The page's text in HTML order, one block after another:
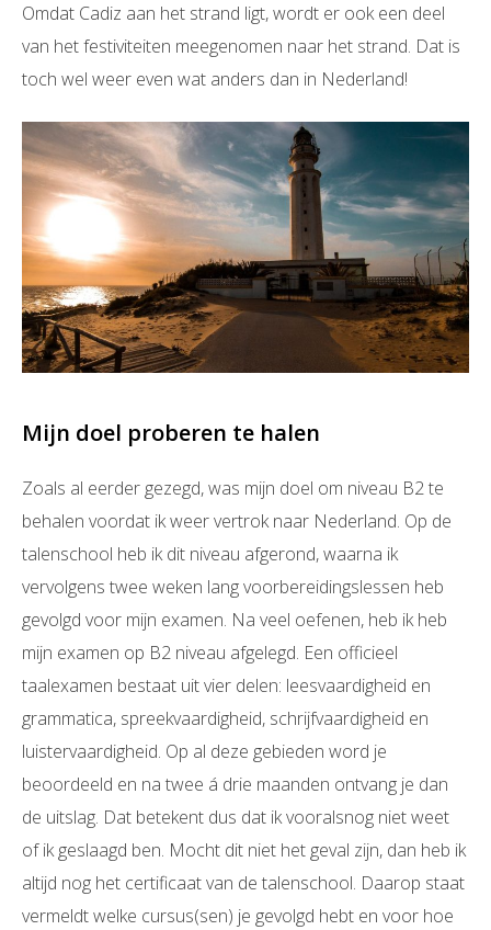
Omdat Cadiz aan het strand ligt, wordt er ook een deel
van het festiviteiten meegenomen naar het strand. Dat is
toch wel weer even wat anders dan in Nederland!
Mijn doel proberen te halen
Zoals al eerder gezegd, was mijn doel om niveau B2 te
behalen voordat ik weer vertrok naar Nederland. Op de
talenschool heb ik dit niveau afgerond, waarna ik
vervolgens twee weken lang voorbereidingslessen heb
gevolgd voor mijn examen. Na veel oefenen, heb ik heb
mijn examen op B2 niveau afgelegd. Een officieel
taalexamen bestaat uit vier delen: leesvaardigheid en
grammatica, spreekvaardigheid, schrijfvaardigheid en
luistervaardigheid. Op al deze gebieden word je
beoordeeld en na twee á drie maanden ontvang je dan
de uitslag. Dat betekent dus dat ik vooralsnog niet weet
of ik geslaagd ben. Mocht dit niet het geval zijn, dan heb ik
altijd nog het certificaat van de talenschool. Daarop staat
vermeldt welke cursus(sen) je gevolgd hebt en voor hoe